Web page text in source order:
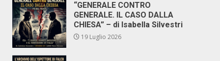
“GENERALE CONTRO
GENERALE. IL CASO DALLA
CHIESA” – di Isabella Silvestri
19 Luglio 2026